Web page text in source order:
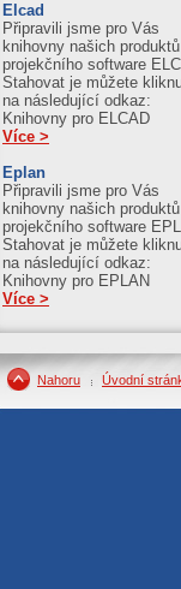
Elcad
Připravili jsme pro Vás
knihovny našich
projekčního software
Stahovat je můžete
na následující odkaz:
Knihovny pro ELCAD
Více >
Eplan
Připravili jsme pro Vás
knihovny našich
projekčního software
Stahovat je můžete
na následující odkaz:
Knihovny pro EPLAN
Více >
Nahoru Úvodní